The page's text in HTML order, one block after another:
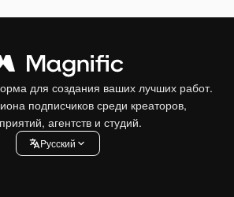
для создания ваших лучших работ.
подписчиков среди креаторов,
агентств и студий.
Pусский